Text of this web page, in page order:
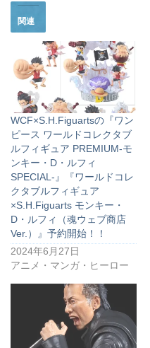
関連
WCF×S.H.Figuartsの『ワン
ピース ワールドコレクタブ
ルフィギュア PREMIUM-モ
ンキー・D・ルフィ
SPECIAL-』『ワールドコレ
クタブルフィギュア
×S.H.Figuarts モンキー・
D・ルフィ（魂ウェブ商店
Ver.）』予約開始！！
2024年6月27日
アニメ・マンガ・ヒーロー